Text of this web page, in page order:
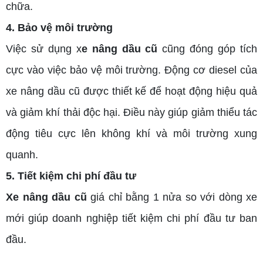
chữa.
4. Bảo vệ môi trường
Việc sử dụng xe nâng dầu cũ cũng đóng góp tích
cực vào việc bảo vệ môi trường. Động cơ diesel của
xe nâng dầu cũ được thiết kế để hoạt động hiệu quả
và giảm khí thải độc hại. Điều này giúp giảm thiểu tác
động tiêu cực lên không khí và môi trường xung
quanh.
5. Tiết kiệm chi phí đầu tư
Xe nâng dầu cũ giá chỉ bằng 1 nửa so với dòng xe
mới giúp doanh nghiệp tiết kiệm chi phí đầu tư ban
đầu.